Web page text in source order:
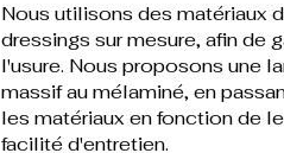
Nous utilisons des matériaux
dressings sur mesure, afin de
l'usure. Nous proposons une
massif au mélaminé, en
les matériaux en fonction de
facilité d'entretien.